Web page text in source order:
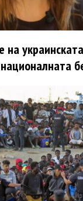
на